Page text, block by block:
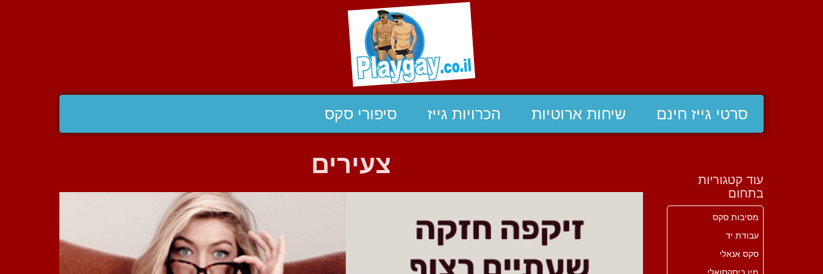
סרטי גייז חינם שיחות ארוטיות הכרויות גייז סיפורי סקס
צעירים עוד קטגוריות
בתחום
מסיבות סקס
עבודת יד
סקס אנאלי